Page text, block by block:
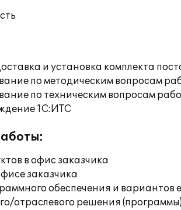
и установка комплекта
по методическим вопросам
по техническим вопросам
1С:ИТС
в офис заказчика
заказчика
обеспечения и вариантов
отраслевого решения